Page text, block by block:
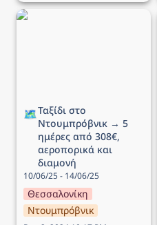
Ταξίδι στο Ντουμπρόβνικ
🗺️Ταξίδι στο
Ντουμπρόβνικ → 5
ημέρες από 308€,
αεροπορικά και
διαμονή
10/06/25 - 14/06/25
Θεσσαλονίκη
Ντουμπρόβνικ